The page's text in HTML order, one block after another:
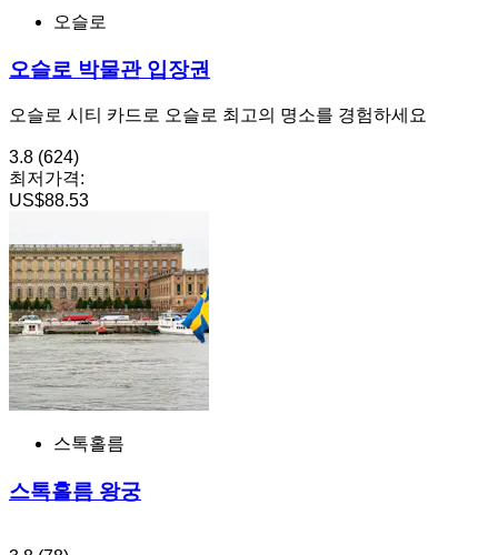
오슬로
오슬로 박물관 입장권
오슬로 시티 카드로 오슬로 최고의 명소를 경험하세요
3.8 (624)
최저가격:
US$88.53
스톡홀름
스톡홀름 왕궁